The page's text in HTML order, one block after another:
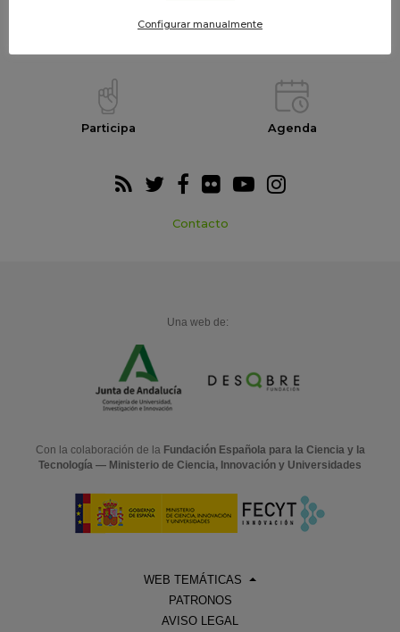
Participa Agenda
Contacto
Una web de:
Con la colaboración de la Fundación Española para la Ciencia y la
Tecnología — Ministerio de Ciencia, Innovación y Universidades
WEB TEMÁTICAS
PATRONOS
AVISO LEGAL
Configurar manualmente